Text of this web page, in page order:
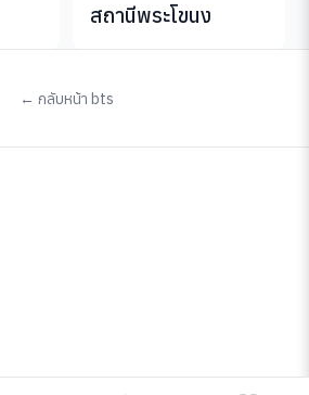
สถานีพระโขนง
← กลับหน้า bts